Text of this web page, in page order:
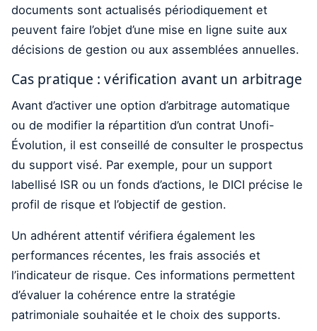
documents sont actualisés périodiquement et
peuvent faire l’objet d’une mise en ligne suite aux
décisions de gestion ou aux assemblées annuelles.
Cas pratique : vérification avant un arbitrage
Avant d’activer une option d’arbitrage automatique
ou de modifier la répartition d’un contrat Unofi-
Évolution, il est conseillé de consulter le prospectus
du support visé. Par exemple, pour un support
labellisé ISR ou un fonds d’actions, le DICI précise le
profil de risque et l’objectif de gestion.
Un adhérent attentif vérifiera également les
performances récentes, les frais associés et
l’indicateur de risque. Ces informations permettent
d’évaluer la cohérence entre la stratégie
patrimoniale souhaitée et le choix des supports.